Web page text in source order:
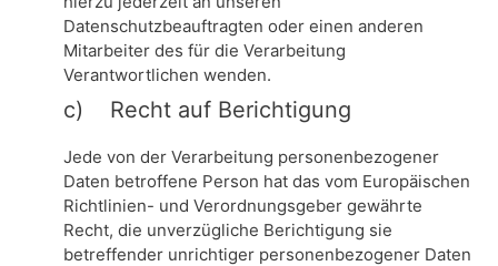
Datenschutzbeauftragten oder einen anderen
Mitarbeiter des für die Verarbeitung
Verantwortlichen wenden.
c) Recht auf Berichtigung
Jede von der Verarbeitung personenbezogener
Daten betroffene Person hat das vom Europäischen
Richtlinien- und Verordnungsgeber gewährte
Recht, die unverzügliche Berichtigung sie
betreffender unrichtiger personenbezogener Daten